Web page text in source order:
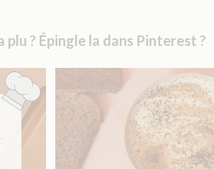
? Épingle la dans Pinterest ?